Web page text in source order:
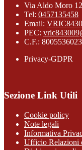
Via Aldo Moro 12
Tel: 0457135458
Email:
PEC:
C.F.:
Privacy-GDPR
Sezione Link Utili
Cookie policy
Note legali
Informativa
Ufficio Relazioni